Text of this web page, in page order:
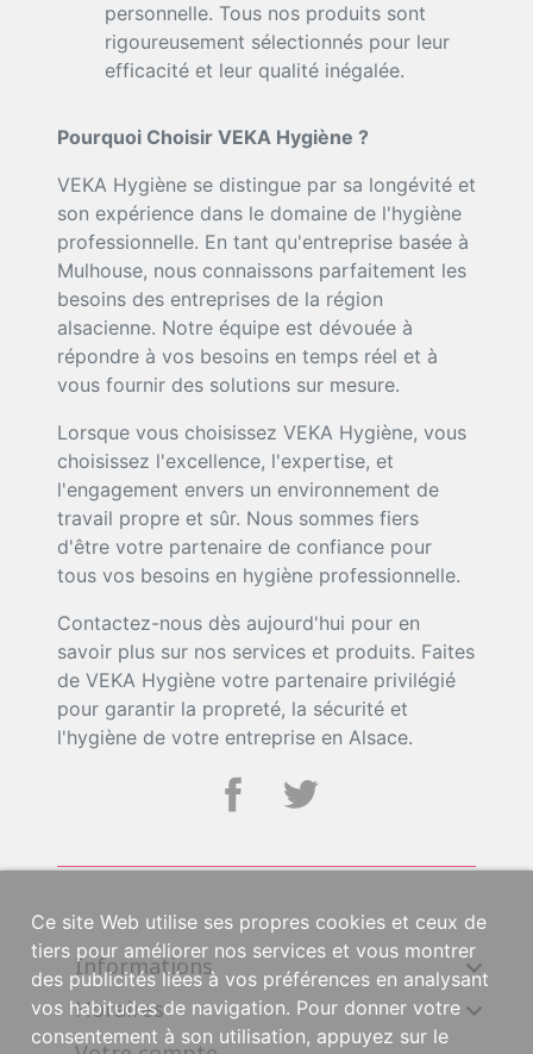
personnelle. Tous nos produits sont
rigoureusement sélectionnés pour leur
efficacité et leur qualité inégalée.
Pourquoi Choisir VEKA Hygiène ?
VEKA Hygiène se distingue par sa longévité et
son expérience dans le domaine de l'hygiène
professionnelle. En tant qu'entreprise basée à
Mulhouse, nous connaissons parfaitement les
besoins des entreprises de la région
alsacienne. Notre équipe est dévouée à
répondre à vos besoins en temps réel et à
vous fournir des solutions sur mesure.
Lorsque vous choisissez VEKA Hygiène, vous
choisissez l'excellence, l'expertise, et
l'engagement envers un environnement de
travail propre et sûr. Nous sommes fiers
d'être votre partenaire de confiance pour
tous vos besoins en hygiène professionnelle.
Contactez-nous dès aujourd'hui pour en
savoir plus sur nos services et produits. Faites
de VEKA Hygiène votre partenaire privilégié
pour garantir la propreté, la sécurité et
l'hygiène de votre entreprise en Alsace.
Informations 
Horaires 
Ce site Web utilise ses propres cookies et ceux de
tiers pour améliorer nos services et vous montrer
des publicités liées à vos préférences en analysant
vos habitudes de navigation. Pour donner votre
consentement à son utilisation, appuyez sur le